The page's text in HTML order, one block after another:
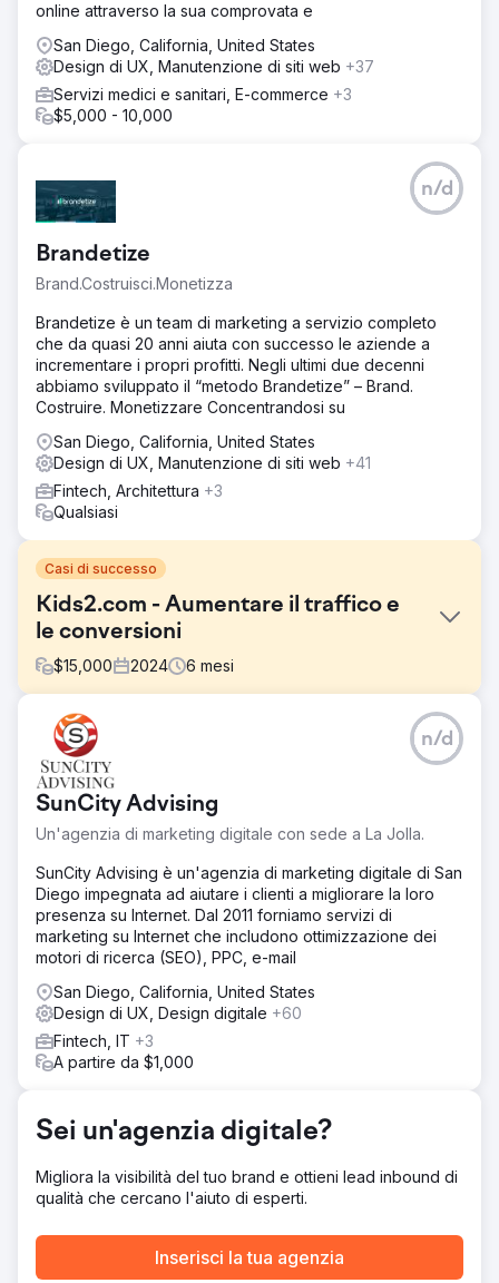
online attraverso la sua comprovata e
San Diego, California, United States
Design di UX, Manutenzione di siti web +37
Servizi medici e sanitari, E-commerce +3
$5,000 - 10,000
Brandetize
Brand.Costruisci.Monetizza
n/d
Brandetize è un team di marketing a servizio completo
che da quasi 20 anni aiuta con successo le aziende a
incrementare i propri profitti. Negli ultimi due decenni
abbiamo sviluppato il “metodo Brandetize” – Brand.
Costruire. Monetizzare Concentrandosi su
San Diego, California, United States
Design di UX, Manutenzione di siti web +41
Fintech, Architettura +3
Qualsiasi
Casi di successo
Kids2.com - Aumentare il traffico e
le conversioni
$15,000 2024 6 mesi
Sfida
Kids2.com, un rivenditore online specializzato in giocattoli
e prodotti educativi per bambini, ha dovuto affrontare
delle sfide nell'attrarre e convertire i visitatori del sito in
clienti. Nonostante avesse una gamma diversificata di
prodotti, il suo sito web ha sofferto di scarsa visibilità sui
motori di ricerca e tassi di conversione non ottimali, con
un impatto sulle vendite complessive e sul coinvolgimento
dei clienti.
Soluzione
La nostra strategia per trasformare le prestazioni online di
Kids2.com si è concentrata su un duplice approccio:
potenziare la SEO per attrarre più traffico e ottimizzare i
processi di conversione per trasformare i visitatori in
clienti paganti. Audit SEO e sviluppo della strategia:
abbiamo avviato il progetto con un audit SEO
approfondito di Kids2.com per identificare opportunità
il panorama competitivo per adattare una strategia che
affrontasse lacune e opportunità specifiche.
Risultato
Le strategie SEO e CRO integrate hanno prodotto
sei mesi: Aumento del traffico organico: il traffico organico
verso il sito web è aumentato del 75%, guidato da
classifiche dei motori di ricerca migliorate per le categorie
SunCity Advising
Un'agenzia di marketing digitale con sede a La Jolla.
n/d
SunCity Advising è un'agenzia di marketing digitale di San
Diego impegnata ad aiutare i clienti a migliorare la loro
presenza su Internet. Dal 2011 forniamo servizi di
marketing su Internet che includono ottimizzazione dei
motori di ricerca (SEO), PPC, e-mail
San Diego, California, United States
Design di UX, Design digitale +60
Fintech, IT +3
A partire da $1,000
Sei un'agenzia digitale?
Migliora la visibilità del tuo brand e ottieni lead inbound di
qualità che cercano l'aiuto di esperti.
Inserisci la tua agenzia